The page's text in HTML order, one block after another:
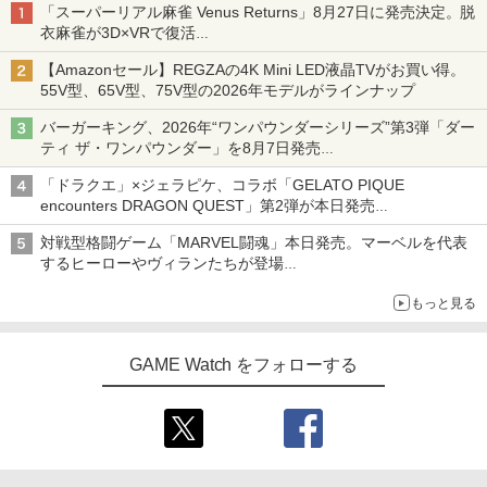
「スーパーリアル麻雀 Venus Returns」8月27日に発売決定。脱
衣麻雀が3D×VRで復活
発売から2週間は20%オフになるセールが実施
【Amazonセール】REGZAの4K Mini LED液晶TVがお買い得。
55V型、65V型、75V型の2026年モデルがラインナップ
バーガーキング、2026年“ワンパウンダーシリーズ”第3弾「ダー
ティ ザ・ワンパウンダー」を8月7日発売
「特製ガーリックマヨソース」を使用した超大型チーズバーガー
「ドラクエ」×ジェラピケ、コラボ「GELATO PIQUE
encounters DRAGON QUEST」第2弾が本日発売
アイスカップに入ったスライムやわたぼう、ベビーサタンなどが
オリジナルアートで登場
対戦型格闘ゲーム「MARVEL闘魂」本日発売。マーベルを代表
するヒーローやヴィランたちが登場
もっと見る
GAME Watch をフォローする